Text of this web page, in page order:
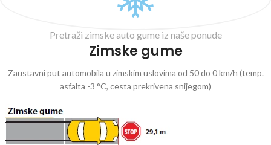
Pretraži zimske auto gume iz naše ponude
Zimske gume
Zaustavni put automobila u zimskim uslovima od 50 do 0 km/h (temp.
asfalta -3 °C, cesta prekrivena snijegom)